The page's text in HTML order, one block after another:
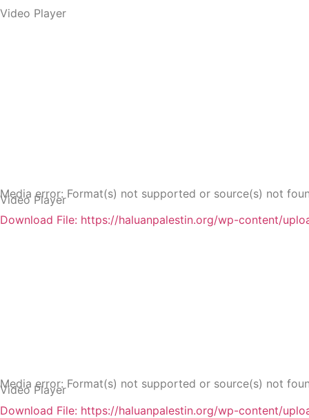
Video Player
Media error: Format(s) not supported or source(s) not
Download File: https://haluanpalestin.org/wp-content/
Video Player
Media error: Format(s) not supported or source(s) not
Download File: https://haluanpalestin.org/wp-content/
Video Player